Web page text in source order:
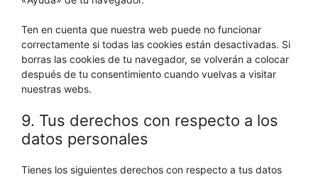
Ten en cuenta que nuestra web puede no funcionar
correctamente si todas las cookies están desactivadas. Si
borras las cookies de tu navegador, se volverán a colocar
después de tu consentimiento cuando vuelvas a visitar
nuestras webs.
9. Tus derechos con respecto a los
datos personales
Tienes los siguientes derechos con respecto a tus datos